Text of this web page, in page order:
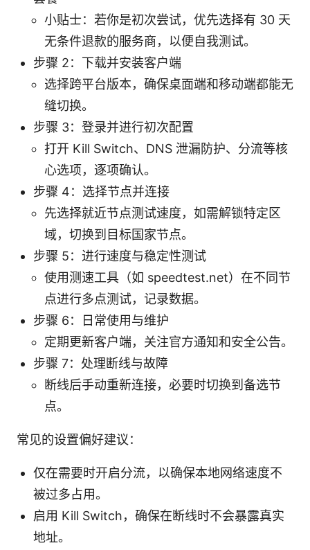
小贴士：若你是初次尝试，优先选择有 30 天
无条件退款的服务商，以便自我测试。
步骤 2：下载并安装客户端
选择跨平台版本，确保桌面端和移动端都能无
缝切换。
步骤 3：登录并进行初次配置
打开 Kill Switch、DNS 泄漏防护、分流等核
心选项，逐项确认。
步骤 4：选择节点并连接
先选择就近节点测试速度，如需解锁特定区
域，切换到目标国家节点。
步骤 5：进行速度与稳定性测试
使用测速工具（如 speedtest.net）在不同节
点进行多点测试，记录数据。
步骤 6：日常使用与维护
定期更新客户端，关注官方通知和安全公告。
步骤 7：处理断线与故障
断线后手动重新连接，必要时切换到备选节
点。
常见的设置偏好建议：
仅在需要时开启分流，以确保本地网络速度不
被过多占用。
启用 Kill Switch，确保在断线时不会暴露真实
地址。